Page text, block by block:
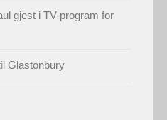
gjest i TV-program for
Glastonbury